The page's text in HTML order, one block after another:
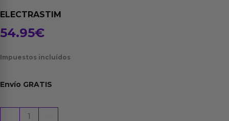
ELECTRASTIM
54.95€
Impuestos incluídos
Envío GRATIS